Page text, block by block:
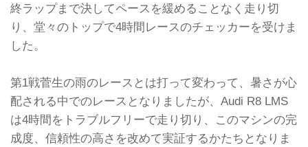
終ラップまで決してペースを緩めることなく走り切
り、堂々のトップで4時間レースのチェッカーを受けま
した。
第1戦菅生の雨のレースとは打って変わって、暑さが心
配される中でのレースとなりましたが、Audi R8 LMS
は4時間をトラブルフリーで走り切り、このマシンの完
成度、信頼性の高さを改めて実証するかたちとなりま